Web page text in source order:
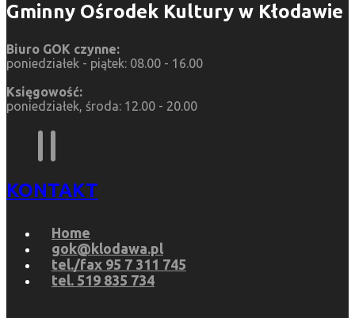
Gminny Ośrodek Kultury w Kłodawie
Biuro GOK czynne:
poniedziałek - piątek: 08.00 - 16.00
Księgowość:
poniedziałek, środa: 12.00 - 20.00
KONTAKT
Home
gok@klodawa.pl
tel./fax 95 7 311 745
tel. 519 835 734